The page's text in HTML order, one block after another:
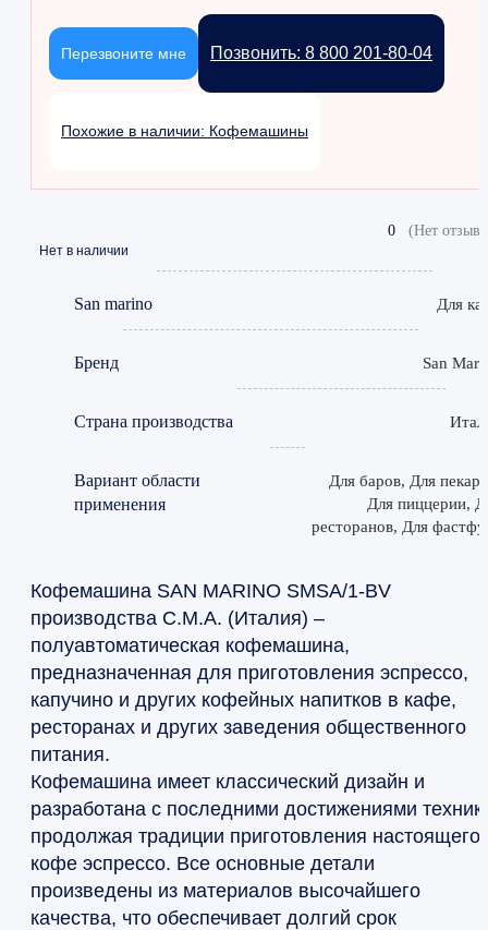
Позвонить: 8 800 201-80-04
Перезвоните мне
Похожие в наличии: Кофемашины
0 (Нет
Нет в наличии
San marino Для
Бренд San
Страна производства
Вариант области
применения
Для баров, Для
Для пиццерии,
ресторанов, Для
Кофемашина SAN MARINO SMSA/1-BV
производства C.M.A. (Италия) –
полуавтоматическая кофемашина,
предназначенная для приготовления эспрессо,
капучино и других кофейных напитков в кафе,
ресторанах и других заведения общественного
питания.
Кофемашина имеет классический дизайн и
разработана с последними достижениями
продолжая традиции приготовления настоящего
кофе эспрессо. Все основные детали
произведены из материалов высочайшего
качества, что обеспечивает долгий срок